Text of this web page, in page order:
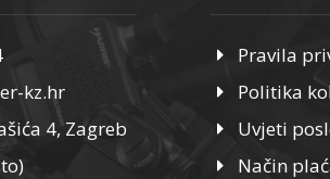
kz.hr
4, Zagreb
Pravila
Politika
Uvjeti
Način